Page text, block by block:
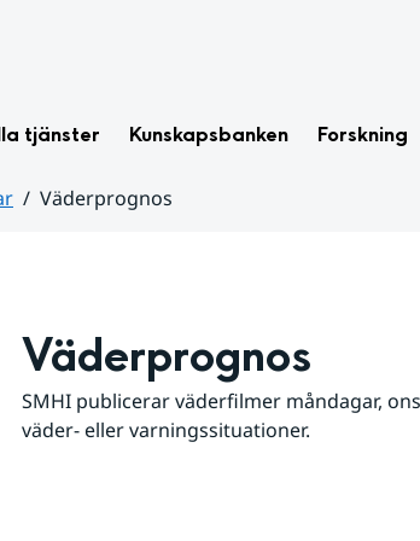
tjänster Kunskapsbanken Forskning
Väderprognos
Väderprognos
SMHI publicerar väderfilmer måndagar,
väder- eller varningssituationer.